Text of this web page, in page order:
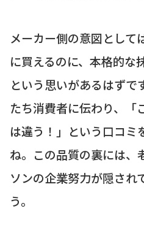
メーカー側の意図として
に買えるのに、本格的な
という思いがあるはずで
たち消費者に伝わり、「
は違う！」という口コミ
ね。この品質の裏には、
ソンの企業努力が隠され
う。